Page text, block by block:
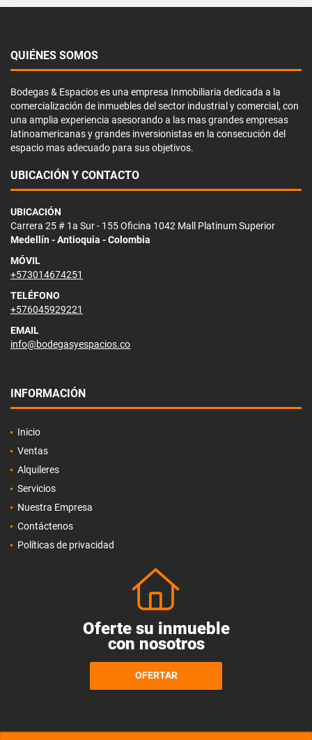
QUIÉNES SOMOS
Bodegas & Espacios es una empresa Inmobiliaria dedicada a la
comercialización de inmuebles del sector industrial y comercial, con
una amplia experiencia asesorando a las mas grandes empresas
latinoamericanas y grandes inversionistas en la consecución del
espacio mas adecuado para sus objetivos.
UBICACIÓN Y CONTACTO
UBICACIÓN
Carrera 25 # 1a Sur - 155 Oficina 1042 Mall Platinum Superior
Medellín - Antioquia - Colombia
MÓVIL
+573014674251
TELÉFONO
+576045929221
EMAIL
info@bodegasyespacios.co
INFORMACIÓN
Inicio
Ventas
Alquileres
Servicios
Nuestra Empresa
Contáctenos
Políticas de privacidad
Oferte su inmueble
con nosotros
OFERTAR